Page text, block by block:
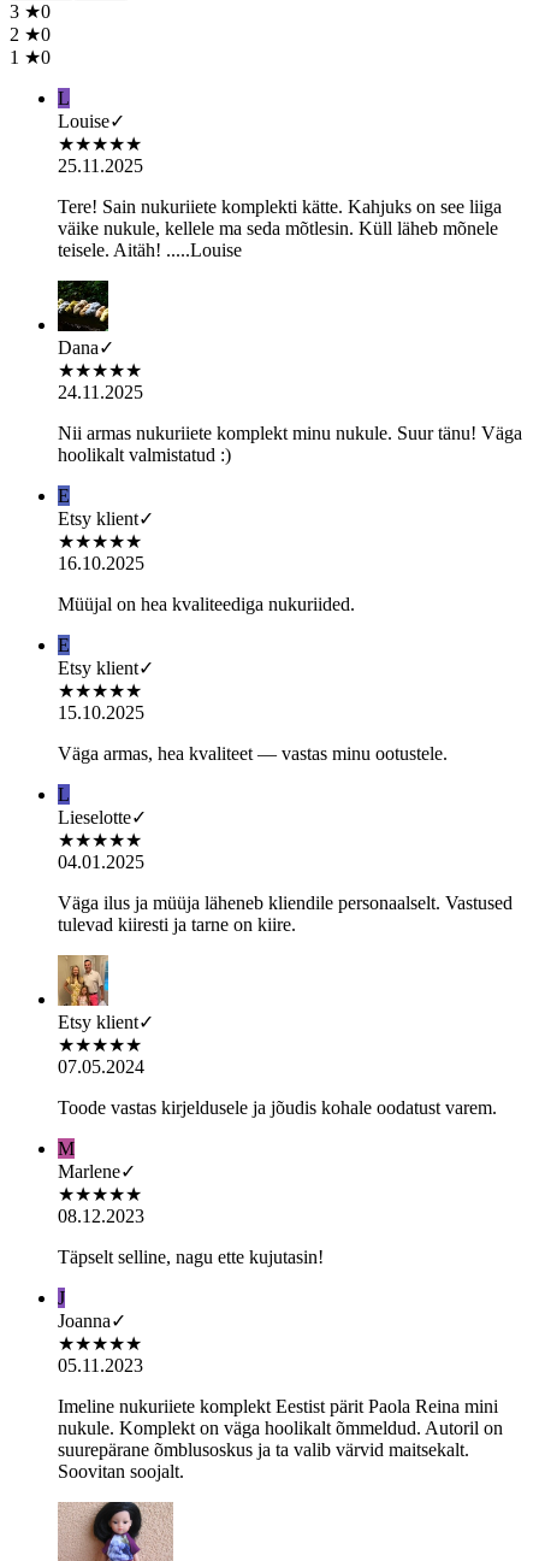
3 ★0
2 ★0
1 ★0
L
Louise✓
★★★★★
25.11.2025
Tere! Sain nukuriiete komplekti kätte. Kahjuks on see liiga
väike nukule, kellele ma seda mõtlesin. Küll läheb mõnele
teisele. Aitäh! .....Louise
Dana✓
★★★★★
24.11.2025
Nii armas nukuriiete komplekt minu nukule. Suur tänu! Väga
hoolikalt valmistatud :)
E
Etsy klient✓
★★★★★
16.10.2025
Müüjal on hea kvaliteediga nukuriided.
E
Etsy klient✓
★★★★★
15.10.2025
Väga armas, hea kvaliteet — vastas minu ootustele.
L
Lieselotte✓
★★★★★
04.01.2025
Väga ilus ja müüja läheneb kliendile personaalselt. Vastused
tulevad kiiresti ja tarne on kiire.
Etsy klient✓
★★★★★
07.05.2024
Toode vastas kirjeldusele ja jõudis kohale oodatust varem.
M
Marlene✓
★★★★★
08.12.2023
Täpselt selline, nagu ette kujutasin!
J
Joanna✓
★★★★★
05.11.2023
Imeline nukuriiete komplekt Eestist pärit Paola Reina mini
nukule. Komplekt on väga hoolikalt õmmeldud. Autoril on
suurepärane õmblusoskus ja ta valib värvid maitsekalt.
Soovitan soojalt.